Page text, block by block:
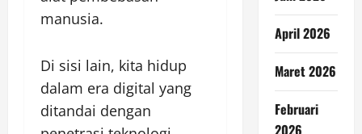
manusia.
Di sisi lain, kita hidup
dalam era digital yang
ditandai dengan
April 2026
Maret 2026
Februari
2026